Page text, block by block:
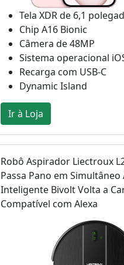
Tela XDR de 6,1
Chip A16 Bionic
Câmera de 48MP
Sistema operacional
Recarga com USB-C
Dynamic Island
Ir à Loja
Robô Aspirador Liectroux
Passa Pano em
Inteligente Bivolt Volta a
Compatível com Alexa